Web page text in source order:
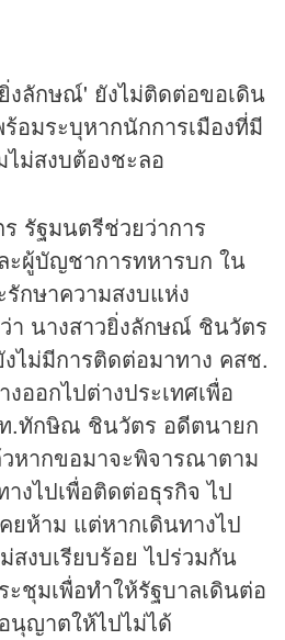
งลักษณ์' ยังไม่ติดต่อขอเดิน
อมระบุหากนักการเมืองที่มี
ม่สงบต้องชะลอ
รัฐมนตรีช่วยว่าการ
ะผู้บัญชาการทหารบก ใน
กษาความสงบแห่ง
า นางสาวยิ่งลักษณ์ ชินวัตร
ไม่มีการติดต่อมาทาง คสช.
ออกไปต่างประเทศเพื่อ
.ทักษิณ ชินวัตร อดีตนายก
หากขอมาจะพิจารณาตาม
งไปเพื่อติดต่อธุรกิจ ไป
ยห้าม แต่หากเดินทางไป
สงบเรียบร้อย ไปร่วมกัน
ชุมเพื่อทำให้รัฐบาลเดินต่อ
นุญาตให้ไปไม่ได้